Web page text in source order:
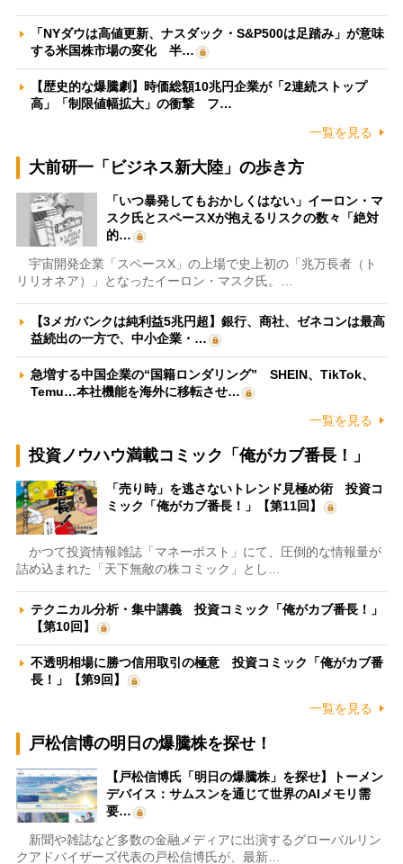
「NYダウは高値更新、ナスダック・S&P500は足踏み」が意味
する米国株市場の変化 半…
【歴史的な爆騰劇】時価総額10兆円企業が「2連続ストップ
高」「制限値幅拡大」の衝撃 フ…
一覧を見る
大前研一「ビジネス新大陸」の歩き方
「いつ暴発してもおかしくはない」イーロン・マ
スク氏とスペースXが抱えるリスクの数々「絶対
的…
宇宙開発企業「スペースX」の上場で史上初の「兆万長者（ト
リリオネア）」となったイーロン・マスク氏。…
【3メガバンクは純利益5兆円超】銀行、商社、ゼネコンは最高
益続出の一方で、中小企業・…
急増する中国企業の“国籍ロンダリング” SHEIN、TikTok、
Temu…本社機能を海外に移転させ…
一覧を見る
投資ノウハウ満載コミック「俺がカブ番長！」
「売り時」を逃さないトレンド見極め術 投資コ
ミック「俺がカブ番長！」【第11回】
かつて投資情報雑誌「マネーポスト」にて、圧倒的な情報量が
詰め込まれた「天下無敵の株コミック」とし…
テクニカル分析・集中講義 投資コミック「俺がカブ番長！」
【第10回】
不透明相場に勝つ信用取引の極意 投資コミック「俺がカブ番
長！」【第9回】
一覧を見る
戸松信博の明日の爆騰株を探せ！
【戸松信博氏「明日の爆騰株」を探せ】トーメン
デバイス：サムスンを通じて世界のAIメモリ需
要…
新聞や雑誌など多数の金融メディアに出演するグローバルリン
クアドバイザーズ代表の戸松信博氏が、最新…